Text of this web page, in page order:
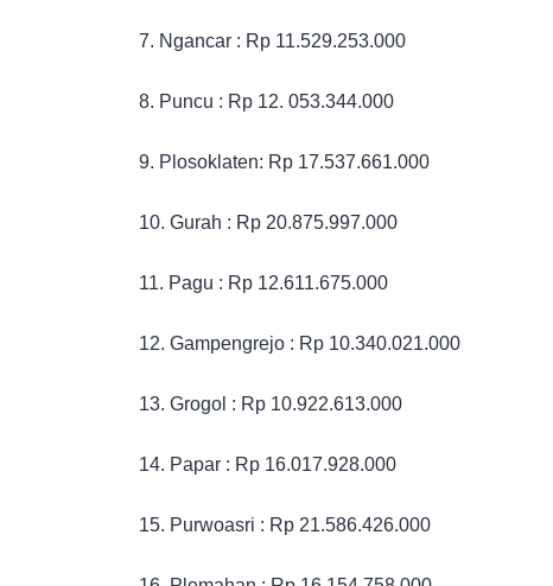
7. Ngancar : Rp 11.529.253.000
8. Puncu : Rp 12. 053.344.000
9. Plosoklaten: Rp 17.537.661.000
10. Gurah : Rp 20.875.997.000
11. Pagu : Rp 12.611.675.000
12. Gampengrejo : Rp 10.340.021.000
13. Grogol : Rp 10.922.613.000
14. Papar : Rp 16.017.928.000
15. Purwoasri : Rp 21.586.426.000